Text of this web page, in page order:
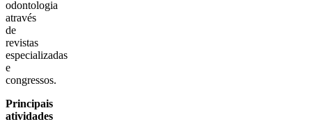
odontologia
através
de
revistas
especializadas
e
congressos.
Principais
atividades